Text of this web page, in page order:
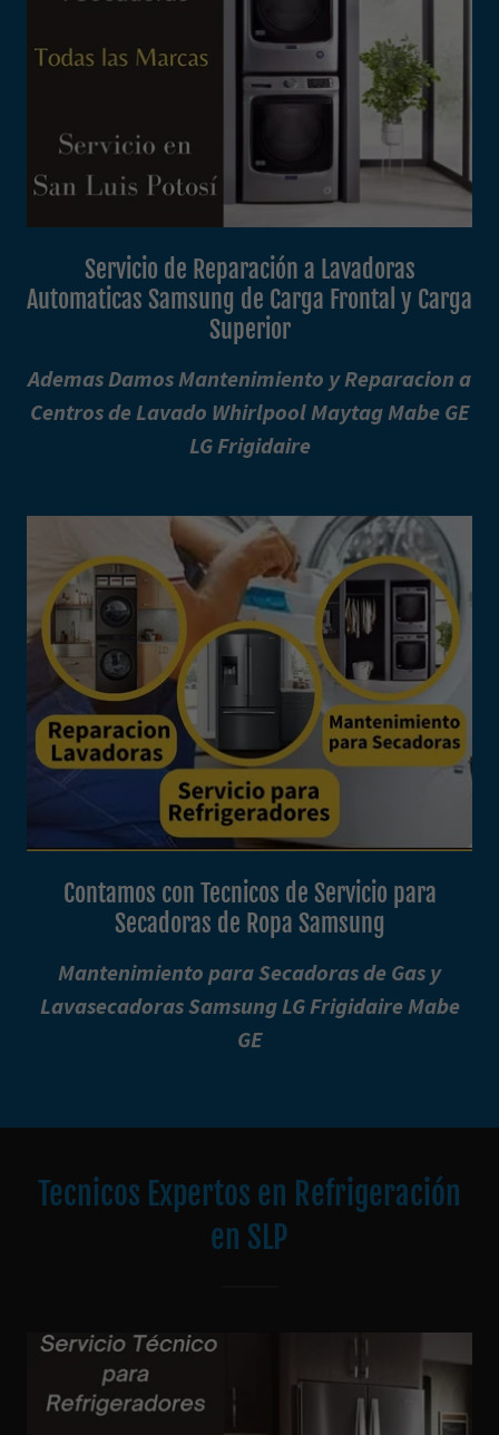
Servicio de Reparación a Lavadoras
Automaticas Samsung de Carga Frontal y Carga
Superior
Ademas Damos Mantenimiento y Reparacion a
Centros de Lavado Whirlpool Maytag Mabe GE
LG Frigidaire
Contamos con Tecnicos de Servicio para
Secadoras de Ropa Samsung
Mantenimiento para Secadoras de Gas y
Lavasecadoras Samsung LG Frigidaire Mabe
GE
Tecnicos Expertos en Refrigeración
en SLP